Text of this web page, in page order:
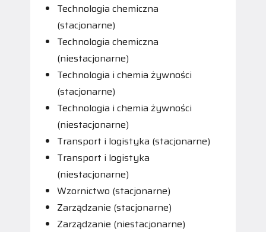
Technologia chemiczna
(stacjonarne)
Technologia chemiczna
(niestacjonarne)
Technologia i chemia żywności
(stacjonarne)
Technologia i chemia żywności
(niestacjonarne)
Transport i logistyka (stacjonarne)
Transport i logistyka
(niestacjonarne)
Wzornictwo (stacjonarne)
Zarządzanie (stacjonarne)
Zarządzanie (niestacjonarne)